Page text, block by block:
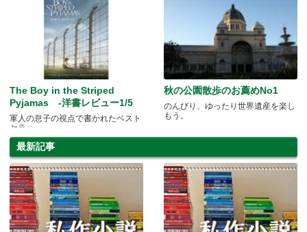
The Boy in the Striped
Pyjamas -洋書レビュー1/5
軍人の息子の視点で書かれたベスト
セラー
秋の公園散歩のお薦めNo1
のんびり、ゆったり世界遺産を楽し
もう。
最新記事